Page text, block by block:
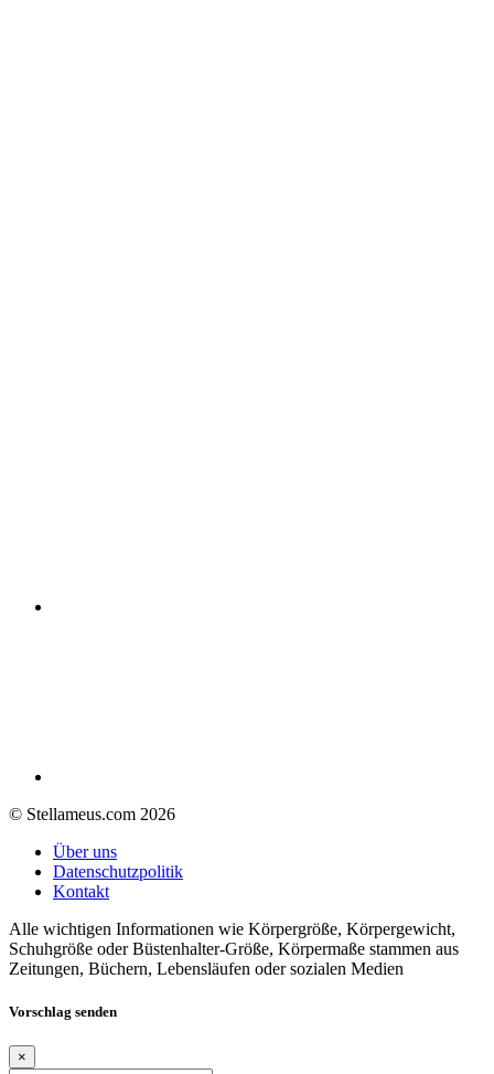
© Stellameus.com 2026
Über uns
Datenschutzpolitik
Kontakt
Alle wichtigen Informationen wie Körpergröße, Körpergewicht,
Schuhgröße oder Büstenhalter-Größe, Körpermaße stammen aus
Zeitungen, Büchern, Lebensläufen oder sozialen Medien
Vorschlag senden
×